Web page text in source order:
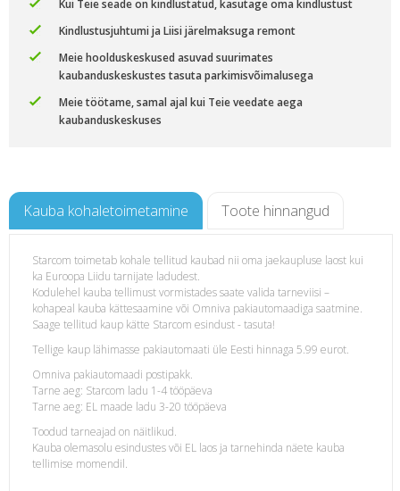
Kui Teie seade on kindlustatud, kasutage oma kindlustust
Kindlustusjuhtumi ja Liisi järelmaksuga remont
Meie hoolduskeskused asuvad suurimates
kaubanduskeskustes tasuta parkimisvõimalusega
Meie töötame, samal ajal kui Teie veedate aega
kaubanduskeskuses
Kauba kohaletoimetamine Toote hinnangud
Starcom toimetab kohale tellitud kaubad nii oma jaekaupluse laost kui
ka Euroopa Liidu tarnijate ladudest.
Kodulehel kauba tellimust vormistades saate valida tarneviisi –
kohapeal kauba kättesaamine või Omniva pakiautomaadiga saatmine.
Saage tellitud kaup kätte Starcom esindust - tasuta!
Tellige kaup lähimasse pakiautomaati üle Eesti hinnaga 5.99 eurot.
Omniva pakiautomaadi postipakk.
Tarne aeg: Starcom ladu 1-4 tööpäeva
Tarne aeg: EL maade ladu 3-20 tööpäeva
Toodud tarneajad on näitlikud.
Kauba olemasolu esindustes või EL laos ja tarnehinda näete kauba
tellimise momendil.